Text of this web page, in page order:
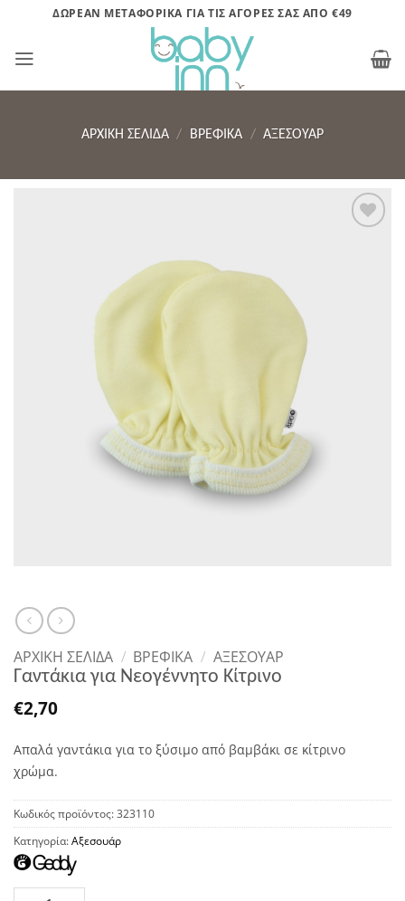
Μετάβαση
περιεχόμενο
ΔΩΡΕΑΝ ΜΕΤΑΦΟΡΙΚΑ ΓΙΑ ΤΙΣ ΑΓΟΡΕΣ ΣΑΣ ΑΠΟ €49
ΑΡΧΙΚΉ ΣΕΛΊΔΑ / ΒΡΕΦΙΚΑ / ΑΞΕΣΟΥΆΡ
ΑΡΧΙΚΉ ΣΕΛΊΔΑ / ΒΡΕΦΙΚΑ / ΑΞΕΣΟΥΆΡ
Γαντάκια για Νεογέννητο Κίτρινο
€2,70
Απαλά γαντάκια για το ξύσιμο από βαμβάκι σε κίτρινο
χρώμα.
Κωδικός προϊόντος:323110
Κατηγορία:Αξεσουάρ
Γαντάκια για Νεογέννητο Κίτρινο ποσότητα